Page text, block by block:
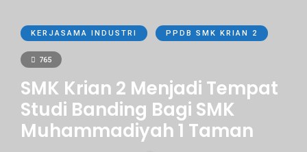
KERJASAMA INDUSTRI PPDB SMK KRIAN 2
765
SMK Krian 2 Menjadi Tempat
Studi Banding Bagi SMK
Muhammadiyah 1 Taman